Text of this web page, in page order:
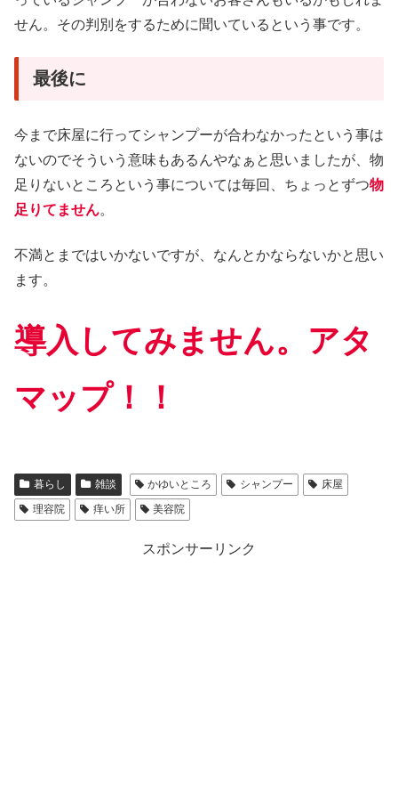
せん。その判別をするために聞いているという事です。
最後に
今まで床屋に行ってシャンプーが合わなかったという事は
ないのでそういう意味もあるんやなぁと思いましたが、物
足りないところという事については毎回、ちょっとずつ物
足りてません。
不満とまではいかないですが、なんとかならないかと思い
ます。
導入してみません。アタ
マップ！！
暮らし 雑談 かゆいところ シャンプー
床屋
理容院
痒い所 美容院
スポンサーリンク